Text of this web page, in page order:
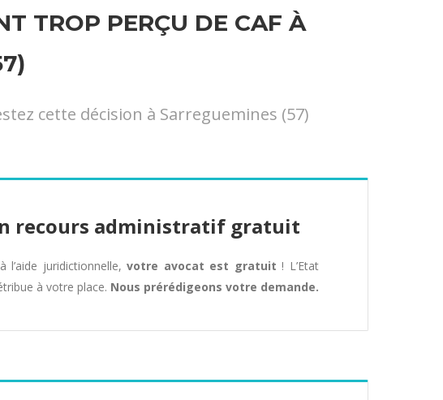
TROP PERÇU DE CAF À
cette décision à Sarreguemines (57)
recours administratif gratuit
l’aide juridictionnelle,votre avocat est gratuit ! L’Etat
à votre place. Nous prérédigeons votre demande.